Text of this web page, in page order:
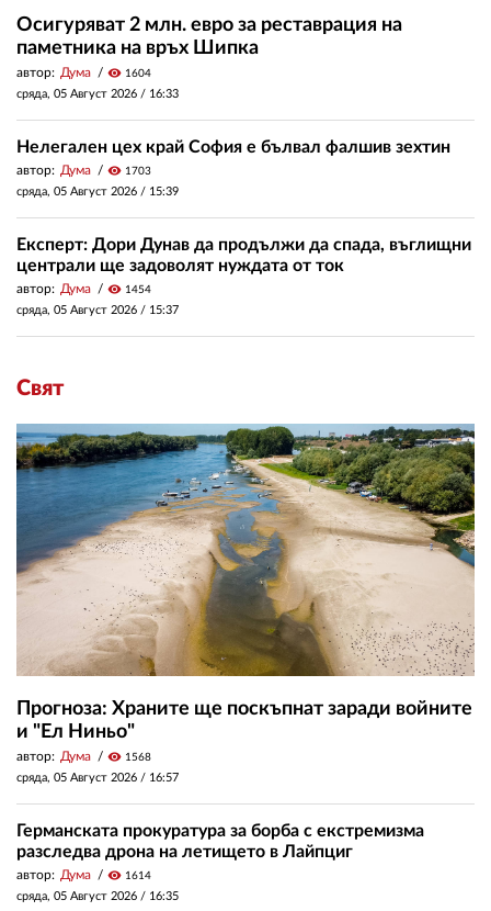
Осигуряват 2 млн. евро за реставрация на
паметника на връх Шипка
автор: Дума visibility 1604
сряда, 05 Август 2026 / 16:33
Нелегален цех край София е бълвал фалшив зехтин
автор: Дума visibility 1703
сряда, 05 Август 2026 / 15:39
Експерт: Дори Дунав да продължи да спада, въглищни
централи ще задоволят нуждата от ток
автор: Дума visibility 1454
сряда, 05 Август 2026 / 15:37
Свят
Прогноза: Храните ще поскъпнат заради войните
и "Ел Ниньо"
автор: Дума visibility 1568
сряда, 05 Август 2026 / 16:57
Германската прокуратура за борба с екстремизма
разследва дрона на летището в Лайпциг
автор: Дума visibility 1614
сряда, 05 Август 2026 / 16:35